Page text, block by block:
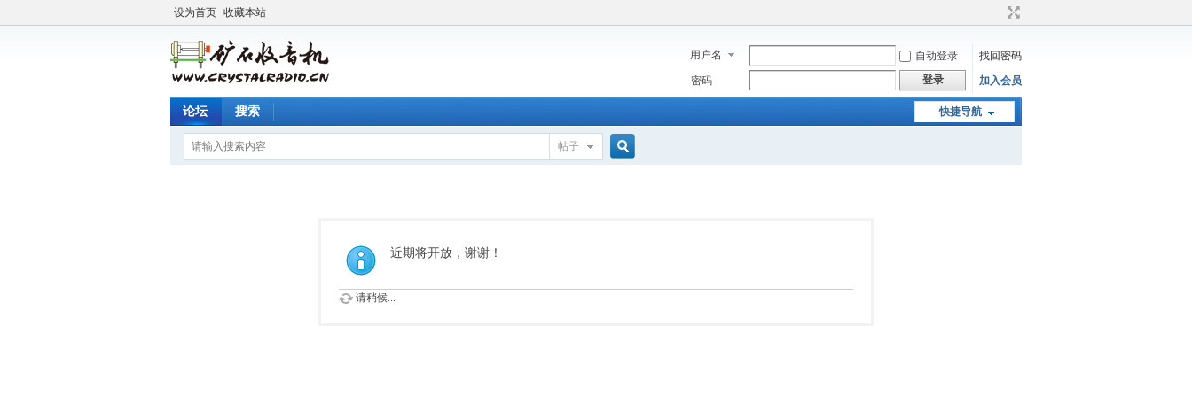
设为首页 收藏本站
用户名 自动登录
找回密码
密码
登录 加入会员
快捷导航
论坛 搜索
帖子
近期将开放，谢谢！
请稍候...